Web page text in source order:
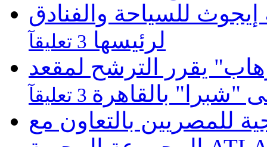
للسياحة والفنادق
لرئيسها 3 تعليقآ
يقرر الترشح لمقعد
"شبرا" بالقاهرة
للمصريين بالتعاون مع